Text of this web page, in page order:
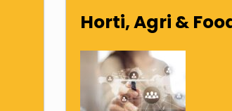
Horti, Agri &